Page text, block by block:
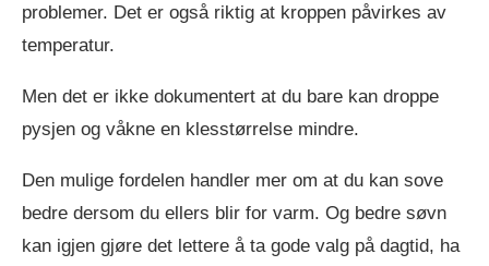
problemer. Det er også riktig at kroppen påvirkes av
temperatur.
Men det er ikke dokumentert at du bare kan droppe
pysjen og våkne en klesstørrelse mindre.
Den mulige fordelen handler mer om at du kan sove
bedre dersom du ellers blir for varm. Og bedre søvn
kan igjen gjøre det lettere å ta gode valg på dagtid, ha